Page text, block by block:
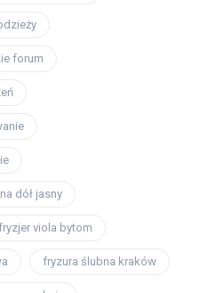
forum
dół jasny
viola bytom
fryzura ślubna kraków